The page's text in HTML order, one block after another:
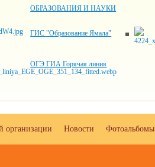
ОБРАЗОВАНИЯ И НАУКИ
ГИС "Образование Ямала"
ОГЭ ГИА Горячая линия
организации Новости Фотоальбомы